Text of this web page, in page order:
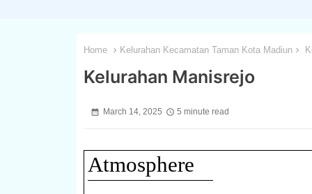
Home Kelurahan Kecamatan Taman Kota Madiun
Kelurahan Manisrejo
March 14, 2025 5 minute read
Atmosphere